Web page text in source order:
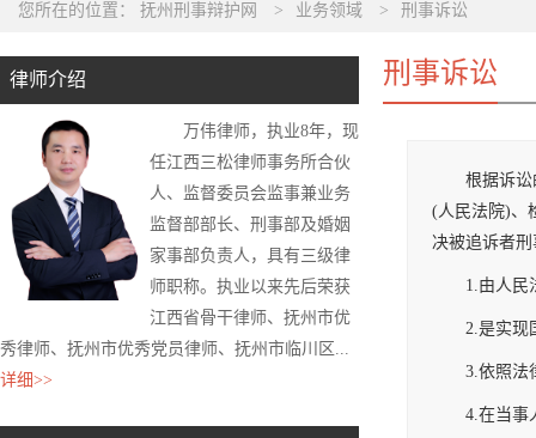
您所在的位置： 抚州刑事辩护网 > 业务领域 > 刑事诉讼
律师介绍
万伟律师，执业8年，现
任江西三松律师事务所合伙
人、监督委员会监事兼业务
监督部部长、刑事部及婚姻
家事部负责人，具有三级律
师职称。执业以来先后荣获
江西省骨干律师、抚州市优
秀律师、抚州市优秀党员律师、抚州市临川区...
详细>>
刑事诉讼
根据诉
(人民法院)、
决被追诉者
1.由人民
2.是实现
3.依照法
4.在当事